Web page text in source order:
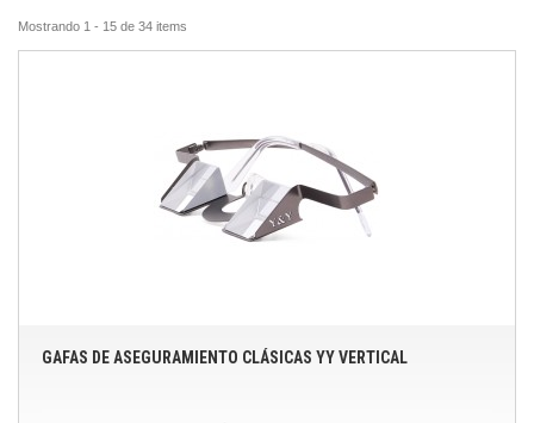
Mostrando 1 - 15 de 34 items
GAFAS DE ASEGURAMIENTO CLÁSICAS YY VERTICAL